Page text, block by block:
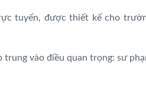
tuyến, được thiết kế cho
vào điều quan trọng: sư